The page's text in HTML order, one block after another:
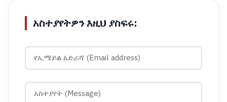
አስተያየትዎን እዚህ ያስፍሩ: